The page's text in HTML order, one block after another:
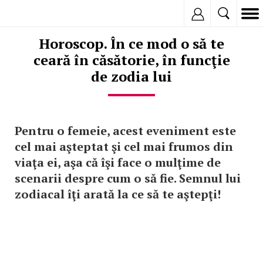
Horoscop. În ce mod o să te
ceară în căsătorie, în funcţie
de zodia lui
Pentru o femeie, acest eveniment este
cel mai aşteptat şi cel mai frumos din
viaţa ei, aşa că îşi face o mulţime de
scenarii despre cum o să fie. Semnul lui
zodiacal îţi arată la ce să te aştepţi!